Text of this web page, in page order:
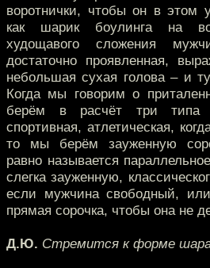
воротнички, чтобы он в этом
как шарик боулинга на
худощавого сложения
достаточно проявленная,
небольшая сухая голова – и
Когда мы говорим о
берём в расчёт три типа
спортивная, атлетическая,
то мы берём зауженную
равно называется
слегка зауженную,
если мужчина свободный,
прямая сорочка, чтобы она не
Д.Ю. Стремится к форме